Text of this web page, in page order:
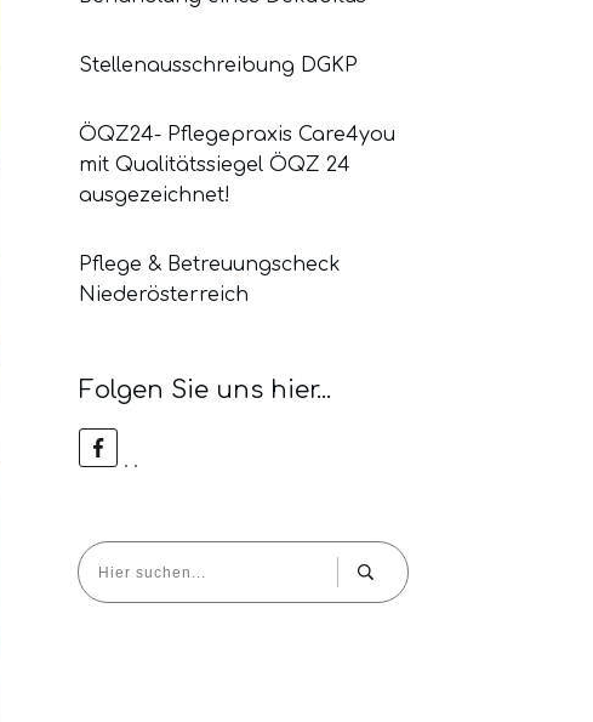
Stellenausschreibung DGKP
ÖQZ24- Pflegepraxis Care4you
mit Qualitätssiegel ÖQZ 24
ausgezeichnet!
Pflege & Betreuungscheck
Niederösterreich
Folgen Sie uns hier...